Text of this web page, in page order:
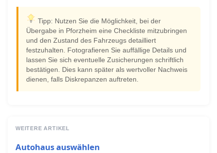
Tipp: Nutzen Sie die Möglichkeit, bei der
Übergabe in Pforzheim eine Checkliste mitzubringen
und den Zustand des Fahrzeugs detailliert
festzuhalten. Fotografieren Sie auffällige Details und
lassen Sie sich eventuelle Zusicherungen schriftlich
bestätigen. Dies kann später als wertvoller Nachweis
dienen, falls Diskrepanzen auftreten.
WEITERE ARTIKEL
Autohaus auswählen